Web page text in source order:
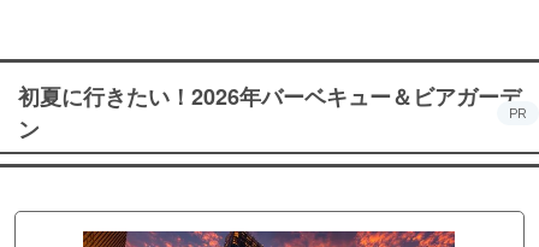
初夏に行きたい！2026年バーベキュー＆ビアガーデ
ン
PR